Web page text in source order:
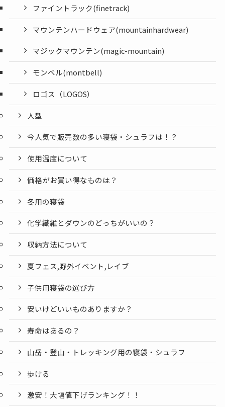
ファイントラック(finetrack)
マウンテンハードウェア(mountainhardwear)
マジックマウンテン(magic-mountain)
モンベル(montbell)
ロゴス（LOGOS）
人型
今人気で販売数の多い寝袋・シュラフは！？
使用温度について
価格がお買い得なものは？
冬用の寝袋
化学繊維とダウンのどっちがいいの？
収納方法について
夏フェス,野外イベント,レイブ
子供用寝袋の選び方
安いけどいいものありますか？
寿命はあるの？
山岳・登山・トレッキング用の寝袋・シュラフ
歩ける
激安！大幅値下げランキング！！